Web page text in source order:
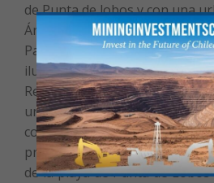
de Punta de lobos y con una
Área deportiva, Torre
Paisajismo con plantas y
iluminación en acceso principal
Reglamento de arquitectura
una integración
condominio . Se ubica en
privilegiado en Pichilemu y
de la playa de Punta de